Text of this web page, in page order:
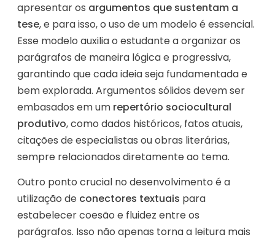
apresentar os argumentos que sustentam a
tese, e para isso, o uso de um modelo é essencial.
Esse modelo auxilia o estudante a organizar os
parágrafos de maneira lógica e progressiva,
garantindo que cada ideia seja fundamentada e
bem explorada. Argumentos sólidos devem ser
embasados em um repertório sociocultural
produtivo, como dados históricos, fatos atuais,
citações de especialistas ou obras literárias,
sempre relacionados diretamente ao tema.
Outro ponto crucial no desenvolvimento é a
utilização de conectores textuais para
estabelecer coesão e fluidez entre os
parágrafos. Isso não apenas torna a leitura mais